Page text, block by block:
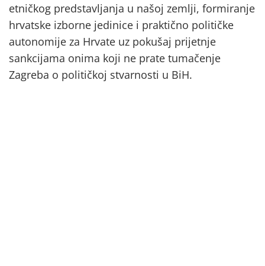
etničkog predstavljanja u našoj zemlji, formiranje
hrvatske izborne jedinice i praktično političke
autonomije za Hrvate uz pokušaj prijetnje
sankcijama onima koji ne prate tumačenje
Zagreba o političkoj stvarnosti u BiH.